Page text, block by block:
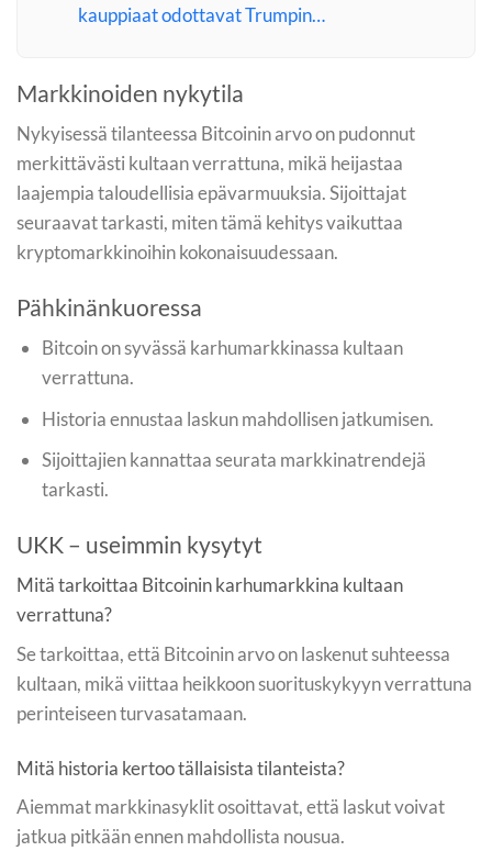
kauppiaat odottavat Trumpin…
Markkinoiden nykytila
Nykyisessä tilanteessa Bitcoinin arvo on pudonnut
merkittävästi kultaan verrattuna, mikä heijastaa
laajempia taloudellisia epävarmuuksia. Sijoittajat
seuraavat tarkasti, miten tämä kehitys vaikuttaa
kryptomarkkinoihin kokonaisuudessaan.
Pähkinänkuoressa
Bitcoin on syvässä karhumarkkinassa kultaan
verrattuna.
Historia ennustaa laskun mahdollisen jatkumisen.
Sijoittajien kannattaa seurata markkinatrendejä
tarkasti.
UKK – useimmin kysytyt
Mitä tarkoittaa Bitcoinin karhumarkkina kultaan
verrattuna?
Se tarkoittaa, että Bitcoinin arvo on laskenut suhteessa
kultaan, mikä viittaa heikkoon suorituskykyyn verrattuna
perinteiseen turvasatamaan.
Mitä historia kertoo tällaisista tilanteista?
Aiemmat markkinasyklit osoittavat, että laskut voivat
jatkua pitkään ennen mahdollista nousua.